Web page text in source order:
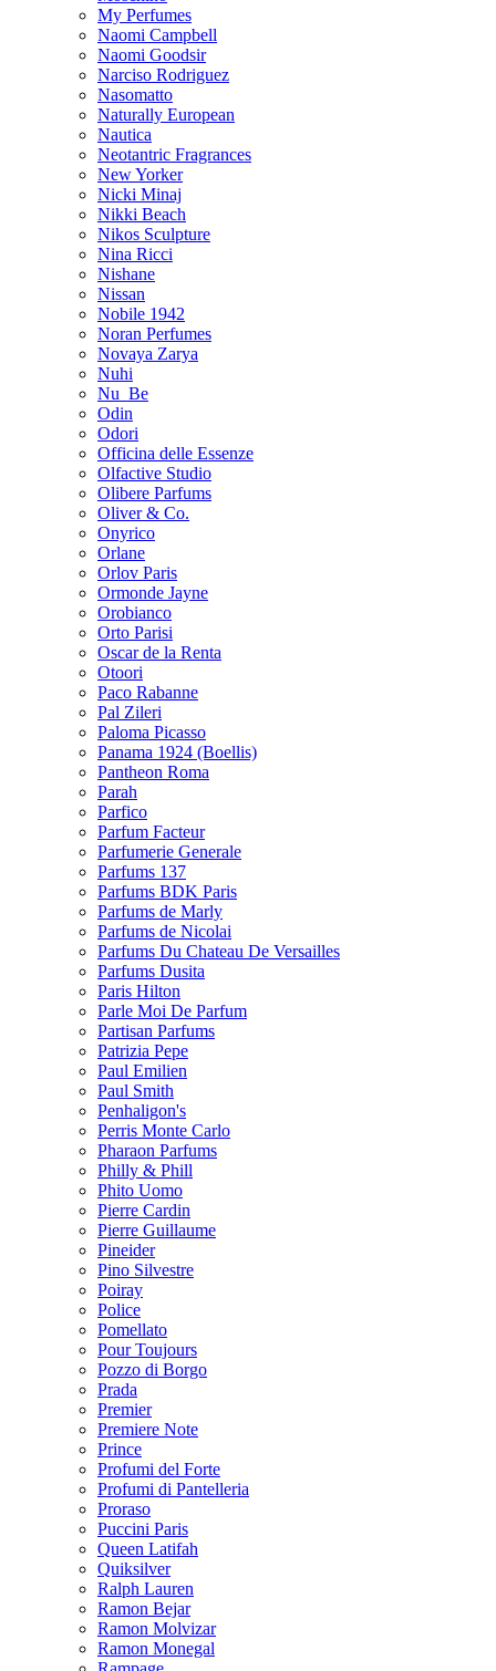
My Perfumes
Naomi Campbell
Naomi Goodsir
Narciso Rodriguez
Nasomatto
Naturally European
Nautica
Neotantric Fragrances
New Yorker
Nicki Minaj
Nikki Beach
Nikos Sculpture
Nina Ricci
Nishane
Nissan
Nobile 1942
Noran Perfumes
Novaya Zarya
Nuhi
Nu_Be
Odin
Odori
Officina delle Essenze
Olfactive Studio
Olibere Parfums
Oliver & Co.
Onyrico
Orlane
Orlov Paris
Ormonde Jayne
Orobianco
Orto Parisi
Oscar de la Renta
Otoori
Paco Rabanne
Pal Zileri
Paloma Picasso
Panama 1924 (Boellis)
Pantheon Roma
Parah
Parfico
Parfum Facteur
Parfumerie Generale
Parfums 137
Parfums BDK Paris
Parfums de Marly
Parfums de Nicolai
Parfums Du Chateau De Versailles
Parfums Dusita
Paris Hilton
Parle Moi De Parfum
Partisan Parfums
Patrizia Pepe
Paul Emilien
Paul Smith
Penhaligon's
Perris Monte Carlo
Pharaon Parfums
Philly & Phill
Phito Uomo
Pierre Cardin
Pierre Guillaume
Pineider
Pino Silvestre
Poiray
Police
Pomellato
Pour Toujours
Pozzo di Borgo
Prada
Premier
Premiere Note
Prince
Profumi del Forte
Profumi di Pantelleria
Proraso
Puccini Paris
Queen Latifah
Quiksilver
Ralph Lauren
Ramon Bejar
Ramon Molvizar
Ramon Monegal